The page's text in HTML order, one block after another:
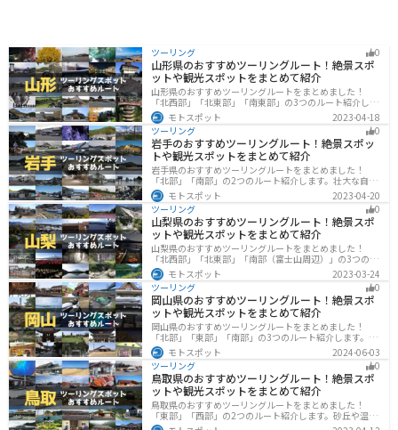
ツーリング 0
山形県のおすすめツーリングルート！絶景スポ
ットや観光スポットをまとめて紹介
山形県のおすすめツーリングルートをまとめました！
「北西部」「北東部」「南東部」の3つのルート紹介しま
す。豊かな自然と歴史的な観光スポット、山と海どちら
も堪能できるスポットが多数あります。バイクで山形県
にツーリングに行く際は参考にしてください。
モトスポット
2023-04-18
ツーリング
0
岩手のおすすめツーリングルート！絶景スポッ
トや観光スポットをまとめて紹介
岩手県のおすすめツーリングルートをまとめました！
「北部」「南部」の2つのルート紹介します。壮大な自然
や歴史的な観光スポットが多く存在するので楽しめま
す。バイクで岩手県にツーリングに行く際は参考にして
ください。
モトスポット
2023-04-20
ツーリング
0
山梨県のおすすめツーリングルート！絶景スポ
ットや観光スポットをまとめて紹介
山梨県のおすすめツーリングルートをまとめました！
「北西部」「北東部」「南部（富士山周辺）」の3つのル
ート紹介します。富士山を中心に自然豊かな景色や食事
を楽しめるスポットが多数あります。バイクで山梨県に
ツーリングに行く際は参考にしてください。
モトスポット
2023-03-24
ツーリング
0
岡山県のおすすめツーリングルート！絶景スポ
ットや観光スポットをまとめて紹介
岡山県のおすすめツーリングルートをまとめました！
「北部」「東部」「南部」の3つのルート紹介します。岡
山市や倉敷市など、歴史ある街並みも魅力的で、バイク
ツーリングに最適なスポットが多数あります。バイクで
岡山県にツーリングに行く際は参考にしてください。
モトスポット
2024-06-03
ツーリング
0
鳥取県のおすすめツーリングルート！絶景スポ
ットや観光スポットをまとめて紹介
鳥取県のおすすめツーリングルートをまとめました！
「東部」「西部」の2つのルート紹介します。砂丘や温泉
地、歴史ある城跡など魅力溢れるスポットが多数あるの